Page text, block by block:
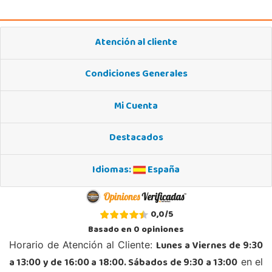
Juguetilandia Barakaldo
Vizcaya
48903, Barakaldo
Localizar Tienda
POCAS UNIDADES
03820, Cocentaina
POCAS UNIDADES
Atención al cliente
Condiciones Generales
Mi Cuenta
Destacados
Idiomas:
España
0,0/5
Basado en0opiniones
Horario de Atención al Cliente: Lunes a Viernes de 9:30
a 13:00 y de 16:00 a 18:00. Sábados de 9:30 a 13:00 en el